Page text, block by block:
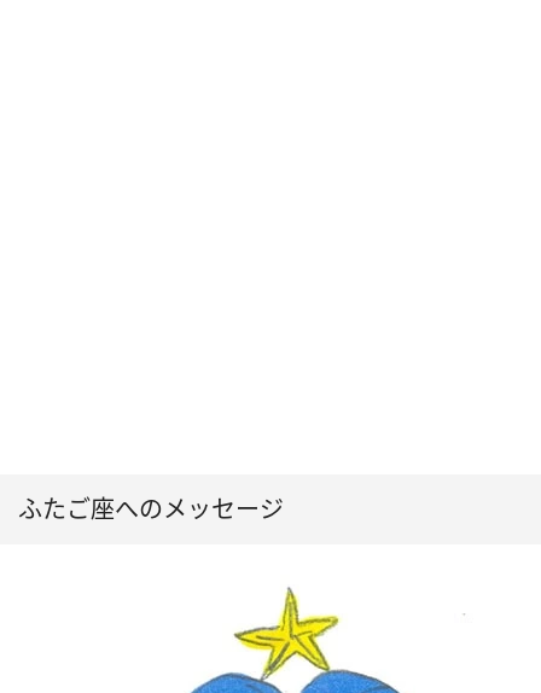
ふたご座へのメッセージ